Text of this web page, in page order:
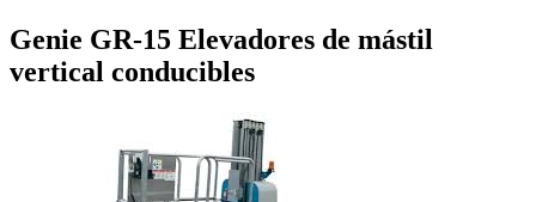
Genie GR-15 Elevadores de mástil
vertical conducibles